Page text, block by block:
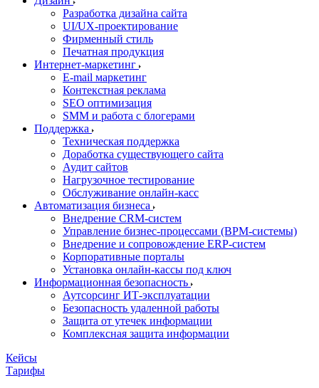
Разработка дизайна сайта
UI/UX-проектирование
Фирменный стиль
Печатная продукция
Интернет-маркетинг
E-mail маркетинг
Контекстная реклама
SEO оптимизация
SMM и работа с блогерами
Поддержка
Техническая поддержка
Доработка существующего сайта
Аудит сайтов
Нагрузочное тестирование
Обслуживание онлайн-касс
Автоматизация бизнеса
Внедрение CRM-систем
Управление бизнес-процессами (BPM-системы)
Внедрение и сопровождение ERP-систем
Корпоративные порталы
Установка онлайн-кассы под ключ
Информационная безопасность
Аутсорсинг ИТ-эксплуатации
Безопасность удаленной работы
Защита от утечек информации
Комплексная защита информации
Кейсы
Тарифы